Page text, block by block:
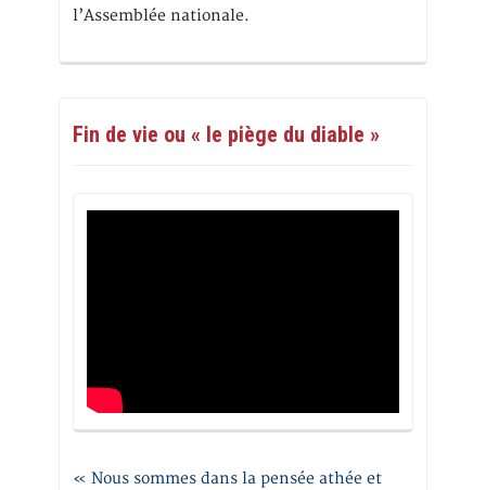
l’Assemblée nationale.
Fin de vie ou « le piège du diable »
« Nous sommes dans la pensée athée et